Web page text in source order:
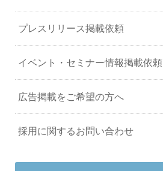
プレスリリース掲載依頼
イベント・セミナー情報掲載依頼
広告掲載をご希望の方へ
採用に関するお問い合わせ